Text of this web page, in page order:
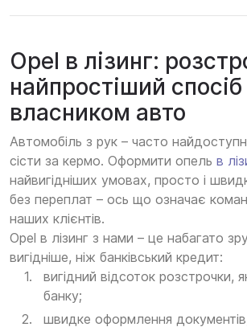
Opel в лізинг:
найпростіший спосіб
власником авто
Автомобіль з рук – часто
сісти за кермо. Оформити опель в
найвигідніших умовах, просто і
без переплат – ось що означає
наших клієнтів.
Opel в лізинг з нами – це набагато
вигідніше, ніж банківський кредит:
вигідний відсоток розстрочки,
банку;
швидке оформлення